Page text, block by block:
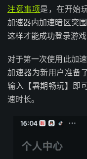
注意事项是，在开始
加速器内加速暗区突
这样才能成功登录游
对于第一次使用此加
加速器为新用户准备
输入【暑期畅玩】即
速时长。